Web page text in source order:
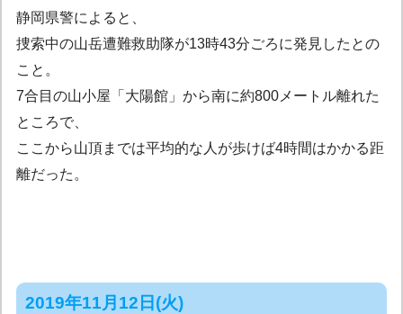
静岡県警によると、
捜索中の山岳遭難救助隊が13時43分ごろに発見したとの
こと。
7合目の山小屋「大陽館」から南に約800メートル離れた
ところで、
ここから山頂までは平均的な人が歩けば4時間はかかる距
離だった。
2019年11月12日(火)